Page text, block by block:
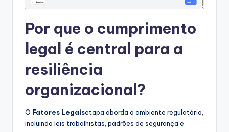
Por que o cumprimento
legal é central para a
resiliência
organizacional?
O Fatores Legaisetapa aborda o ambiente regulatório,
incluindo leis trabalhistas, padrões de segurança e